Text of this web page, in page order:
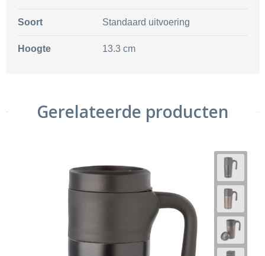
Soort Standaard uitvoering
Hoogte 13.3 cm
Gerelateerde producten